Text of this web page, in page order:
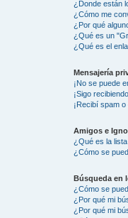
¿Donde están
¿Cómo me
¿Por qué
¿Qué es un
¿Qué es el
Mensajería
¡No se puede
¡Sigo
¡Recibí spam
Amigos e
¿Qué es la
¿Cómo se
Búsqueda en
¿Cómo se
¿Por qué mi
¿Por qué mi